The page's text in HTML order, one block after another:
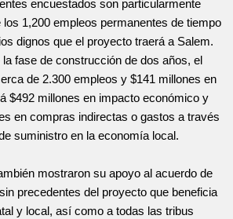
encuestados son particularmente
1,200 empleos permanentes de tiempo
dignos que el proyecto traerá a Salem.
fase de construcción de dos años, el
de 2.300 empleos y $141 millones en
$492 millones en impacto económico y
en compras indirectas o gastos a través
suministro en la economía local.
mostraron su apoyo al acuerdo de
precedentes del proyecto que beneficia
y local, así como a todas las tribus